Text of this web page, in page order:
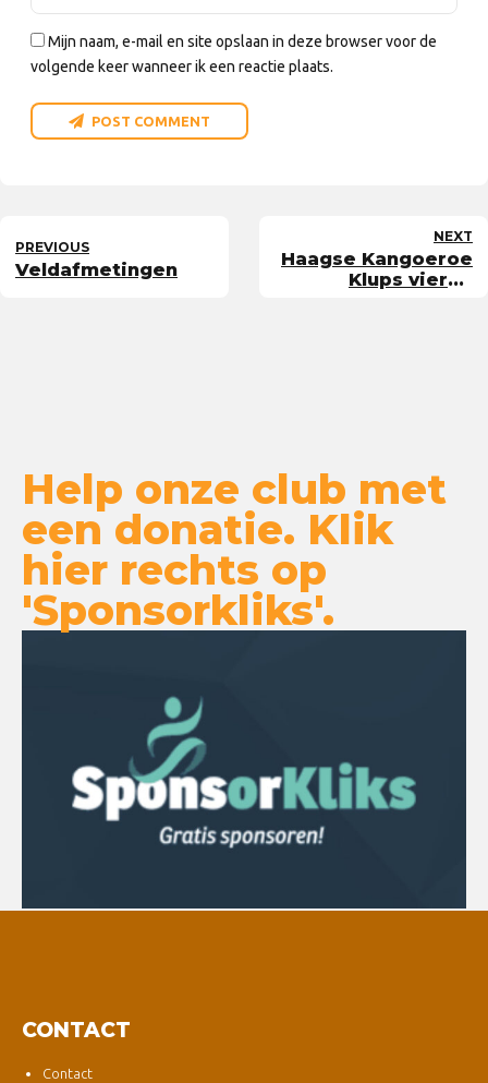
Mijn naam, e-mail en site opslaan in deze browser voor de
volgende keer wanneer ik een reactie plaats.
POST COMMENT
PREVIOUS
Veldafmetingen
NEXT
Haagse Kangoeroe
Klups vieren
Help onze club met
een donatie. Klik
hier rechts op
'Sponsorkliks'.
CONTACT
Contact